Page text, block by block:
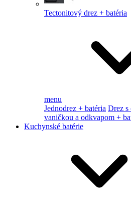
Tectonitový drez + batéria
menu
Jednodrez + batéria Drez s
vaničkou a odkvapom +
Kuchynské batérie